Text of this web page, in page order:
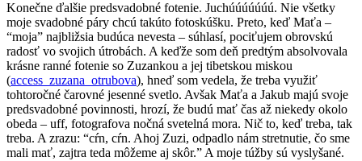
Konečne ďalšie predsvadobné fotenie. Juchúúúúúúú. Nie všetky
moje svadobné páry chcú takúto fotoskúšku. Preto, keď Maťa –
“moja” najbližsia budúca nevesta – súhlasí, pociťujem obrovskú
radosť vo svojich útrobách. A keďže som deň predtým absolvovala
krásne ranné fotenie so Zuzankou a jej tibetskou miskou
(access_zuzana_otrubova), hneď som vedela, že treba využiť
tohtoročné čarovné jesenné svetlo. Avšak Maťa a Jakub majú svoje
predsvadobné povinnosti, hrozí, že budú mať čas až niekedy okolo
obeda – uff, fotografova nočná svetelná mora. Nič to, keď treba, tak
treba. A zrazu: “cŕn, cŕn. Ahoj Zuzi, odpadlo nám stretnutie, čo sme
mali mať, zajtra teda môžeme aj skôr.” A moje túžby sú vyslyšané.